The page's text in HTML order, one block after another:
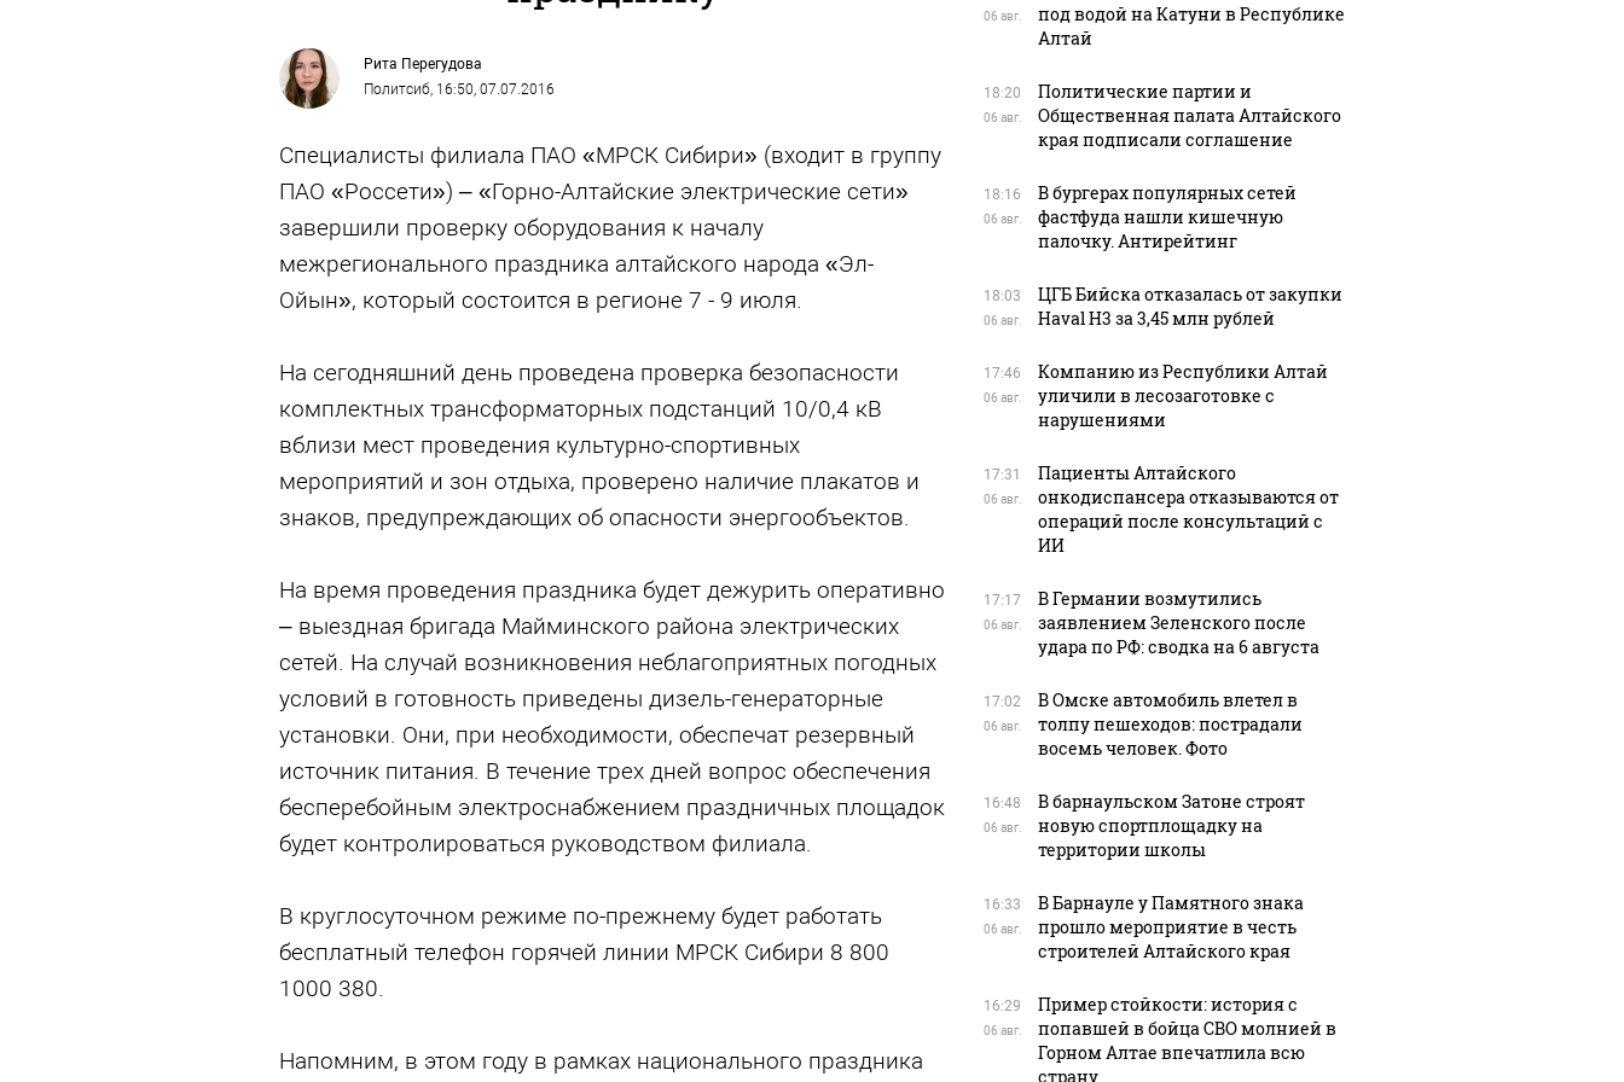
Рита Перегудова
Политсиб, 16:50, 07.07.2016
Специалисты филиала ПАО «МРСК Сибири» (входит в группу
ПАО «Россети») – «Горно-Алтайские электрические сети»
завершили проверку оборудования к началу
межрегионального праздника алтайского народа «Эл-
Ойын», который состоится в регионе 7 - 9 июля.
На сегодняшний день проведена проверка безопасности
комплектных трансформаторных подстанций 10/0,4 кВ
вблизи мест проведения культурно-спортивных
мероприятий и зон отдыха, проверено наличие плакатов и
знаков, предупреждающих об опасности энергообъектов.
На время проведения праздника будет дежурить оперативно
– выездная бригада Майминского района электрических
сетей. На случай возникновения неблагоприятных погодных
условий в готовность приведены дизель-генераторные
установки. Они, при необходимости, обеспечат резервный
источник питания. В течение трех дней вопрос обеспечения
бесперебойным электроснабжением праздничных площадок
будет контролироваться руководством филиала.
В круглосуточном режиме по-прежнему будет работать
бесплатный телефон горячей линии МРСК Сибири 8 800
1000 380.
Напомним, в этом году в рамках национального праздника
06 авг.
под водой на Катуни в Республике
Алтай
18:20
06 авг.
Политические партии и
Общественная палата Алтайского
края подписали соглашение
18:16
06 авг.
В бургерах популярных сетей
фастфуда нашли кишечную
палочку. Антирейтинг
18:03
06 авг.
ЦГБ Бийска отказалась от закупки
Haval H3 за 3,45 млн рублей
17:46
06 авг.
Компанию из Республики Алтай
уличили в лесозаготовке с
нарушениями
17:31
06 авг.
Пациенты Алтайского
онкодиспансера отказываются от
операций после консультаций с
ИИ
17:17
06 авг.
В Германии возмутились
заявлением Зеленского после
удара по РФ: сводка на 6 августа
17:02
06 авг.
В Омске автомобиль влетел в
толпу пешеходов: пострадали
восемь человек. Фото
16:48
06 авг.
В барнаульском Затоне строят
новую спортплощадку на
территории школы
16:33
06 авг.
В Барнауле у Памятного знака
прошло мероприятие в честь
строителей Алтайского края
16:29
06 авг.
Пример стойкости: история с
попавшей в бойца СВО молнией в
Горном Алтае впечатлила всю
страну